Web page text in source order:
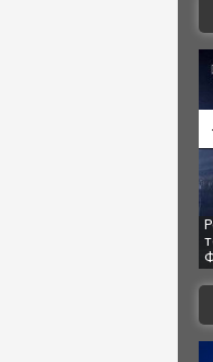
Росія атакувала Суми
торговельний центр,